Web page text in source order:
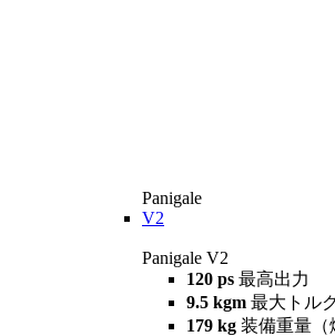
Panigale
V2
Panigale V2
120 ps 最高出力
9.5 kgm 最大トル
179 kg 装備重量（